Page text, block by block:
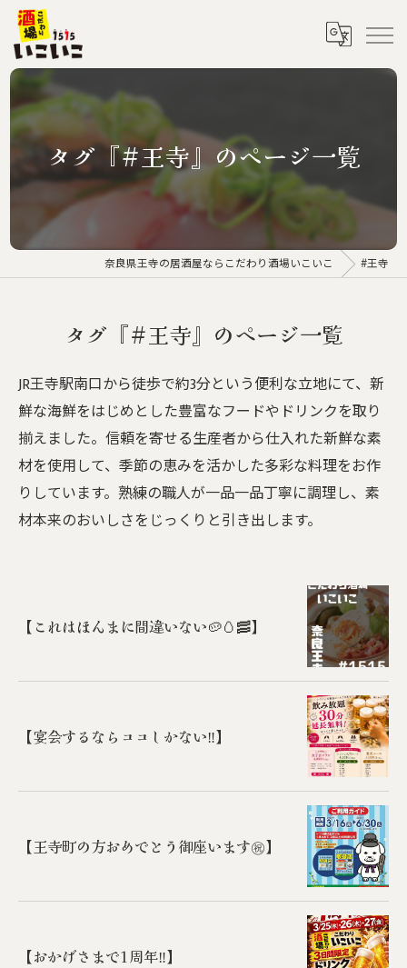
タグ『#王寺』のページ一覧
奈良県王寺の居酒屋ならこだわり酒場いこいこ #王寺
タグ『#王寺』のページ一覧
JR王寺駅南口から徒歩で約3分という便利な立地にて、新
鮮な海鮮をはじめとした豊富なフードやドリンクを取り
揃えました。信頼を寄せる生産者から仕入れた新鮮な素
材を使用して、季節の恵みを活かした多彩な料理をお作
りしています。熟練の職人が一品一品丁寧に調理し、素
材本来のおいしさをじっくりと引き出します。
【これはほんまに間違いない🥔🥚🥓】
【宴会するならココしかない‼️】
【王寺町の方おめでとう御座います㊗️】
【おかげさまで1周年‼️】